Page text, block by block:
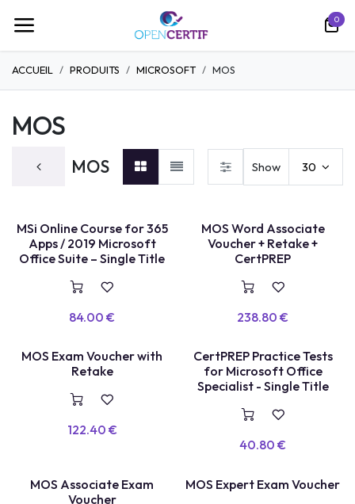
0
ACCUEIL PRODUITS MICROSOFT MOS
MOS
MOS Show 30
COURS EN LIGNE
MSi Online Course for 365
Apps / 2019 Microsoft
Office Suite – Single Title
84.00 €
TEST LABEL
MOS Word Associate
Voucher + Retake +
CertPREP
238.80 €
E
X
AM
E
N
+
R
E
P
A
S
S
A
GE
MOS Exam Voucher with
Retake
122.40 €
TEST BLANC
CertPREP Practice Tests
for Microsoft Office
Specialist - Single Title
40.80 €
MOS Associate Exam
Voucher
MOS Expert Exam Voucher